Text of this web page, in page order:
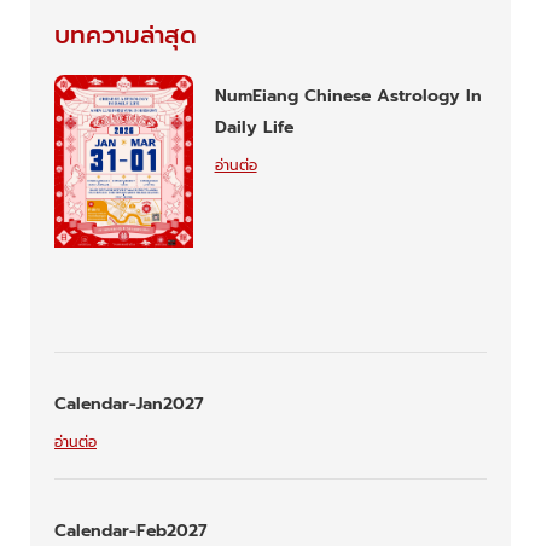
บทความล่าสุด
NumEiang Chinese Astrology In
Daily Life
อ่านต่อ
Calendar-Jan2027
อ่านต่อ
Calendar-Feb2027